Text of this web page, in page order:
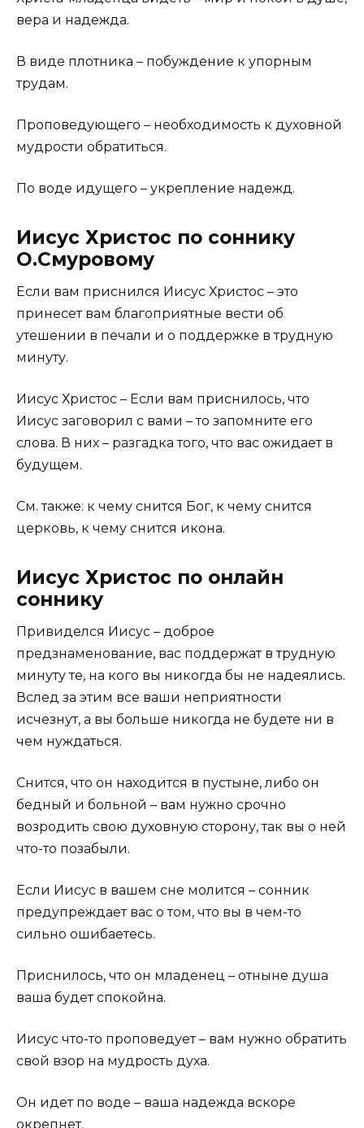
вера и надежда.
В виде плотника – побуждение к упорным
трудам.
Проповедующего – необходимость к духовной
мудрости обратиться.
По воде идущего – укрепление надежд.
Иисус Христос по соннику
О.Смуровому
Если вам приснился Иисус Христос – это
принесет вам благоприятные вести об
утешении в печали и о поддержке в трудную
минуту.
Иисус Христос – Если вам приснилось, что
Иисус заговорил с вами – то запомните его
слова. В них – разгадка того, что вас ожидает в
будущем.
См. также: к чему снится Бог, к чему снится
церковь, к чему снится икона.
Иисус Христос по онлайн
соннику
Привиделся Иисус – доброе
предзнаменование, вас поддержат в трудную
минуту те, на кого вы никогда бы не надеялись.
Вслед за этим все ваши неприятности
исчезнут, а вы больше никогда не будете ни в
чем нуждаться.
Снится, что он находится в пустыне, либо он
бедный и больной – вам нужно срочно
возродить свою духовную сторону, так вы о ней
что-то позабыли.
Если Иисус в вашем сне молится – сонник
предупреждает вас о том, что вы в чем-то
сильно ошибаетесь.
Приснилось, что он младенец – отныне душа
ваша будет спокойна.
Иисус что-то проповедует – вам нужно обратить
свой взор на мудрость духа.
Он идет по воде – ваша надежда вскоре
окрепнет.